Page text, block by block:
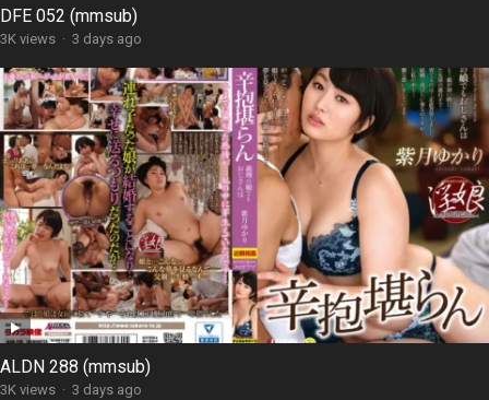
DFE 052 (mmsub)
3K views · 3 days ago
ALDN 288 (mmsub)
3K views · 3 days ago